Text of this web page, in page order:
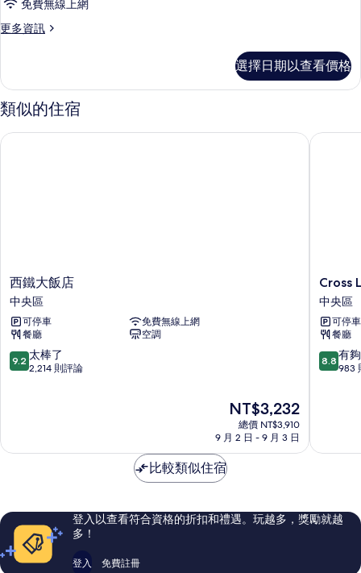
詳
臥
室,
吸
煙
房
(Semi
免費無線上網
更多資訊
更
房,
2
間
室,
情
選擇日期以查看價格
類似的住宿
西
鐵
大
飯
店
中
央
西鐵大飯店
中央區
可停車
免費無線上網
餐廳
空調
9.2
分，
棒
評
論
9.2 太棒了
2,214 則評論
現
在
價
NT$3,232
總價 NT$3,910
9 月 2 日 - 9 月 3 日
西鐵大飯店
Cross
Life
博
多
天
神
-
央
Cross
中央區
可停車
餐廳
8.8
分，
夠
評
論
8.8 有
983
Cross
比較類似住宿
登入以查看符合資格的折扣和禮遇。玩越多，獎勵就越
多！
登入 免費註冊